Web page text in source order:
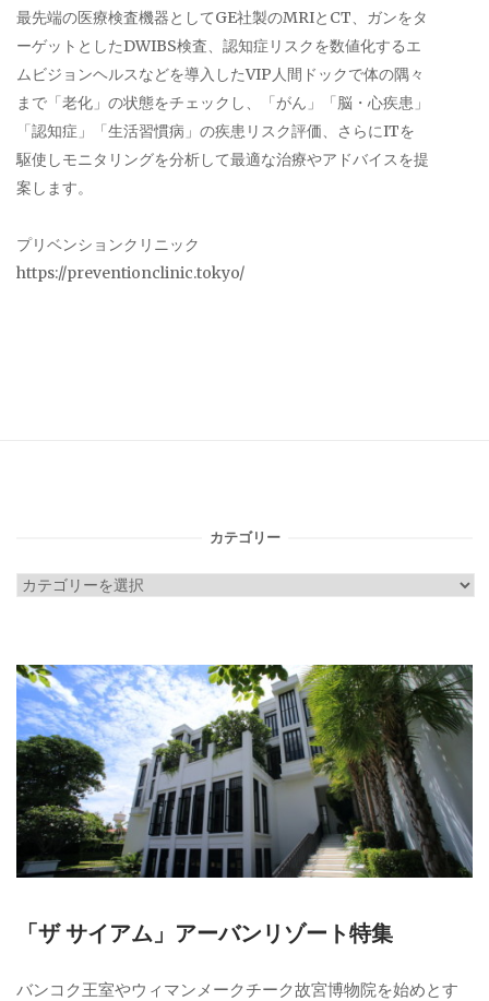
最先端の医療検査機器としてGE社製のMRIとCT、ガンをタ
ーゲットとしたDWIBS検査、認知症リスクを数値化するエ
ムビジョンヘルスなどを導入したVIP人間ドックで体の隅々
まで「老化」の状態をチェックし、「がん」「脳・心疾患」
「認知症」「生活習慣病」の疾患リスク評価、さらにITを
駆使しモニタリングを分析して最適な治療やアドバイスを提
案します。
プリベンションクリニック
https://preventionclinic.tokyo/
カテゴリー
カ
リ
ー
「ザ サイアム」アーバンリゾート特集
バンコク王室やウィマンメークチーク故宮博物院を始めとす